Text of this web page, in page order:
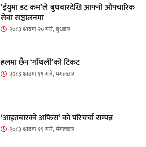
‘ईयुमा डट कम’ले बुधबारदेखि आफ्नो औपचारिक
सेवा सञ्चालनमा
२०८३ श्रावण २० गते, बुधबार
हलमा छैन ‘गौँथली’को टिकट
२०८३ श्रावण १९ गते, मंगलवार
‘आइतबारको अफिस’ को परिचर्चा सम्पन्न
२०८३ श्रावण १९ गते, मंगलवार